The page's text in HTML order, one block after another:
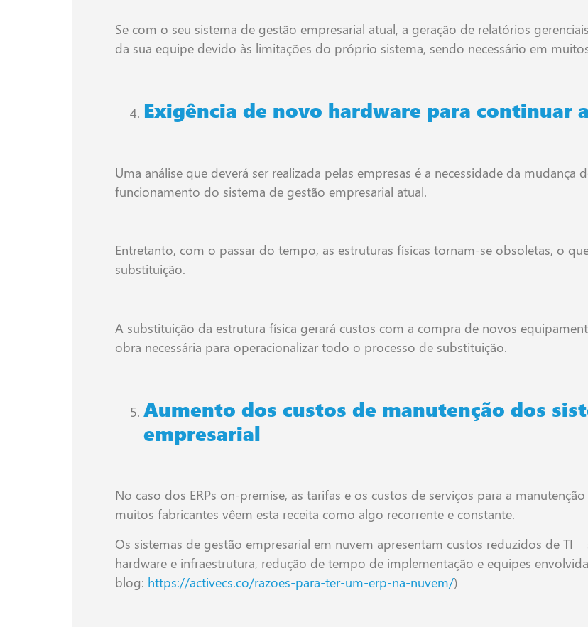
Se com o seu sistema de gestão empresarial atual, a geração de relatórios
da sua equipe devido às limitações do próprio sistema, sendo necessário em
Exigência de novo hardware para continuar
Uma análise que deverá ser realizada pelas empresas é a necessidade da mudança
funcionamento do sistema de gestão empresarial atual.
Entretanto, com o passar do tempo, as estruturas físicas tornam-se obsoletas, o
substituição.
A substituição da estrutura física gerará custos com a compra de novos
obra necessária para operacionalizar todo o processo de substituição.
Aumento dos custos de manutenção dos
empresarial
No caso dos ERPs on-premise, as tarifas e os custos de serviços para a
muitos fabricantes vêem esta receita como algo recorrente e constante.
Os sistemas de gestão empresarial em nuvem apresentam custos reduzidos de
hardware e infraestrutura, redução de tempo de implementação e equipes
blog: https://activecs.co/razoes-para-ter-um-erp-na-nuvem/)